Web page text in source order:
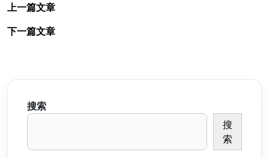
上一篇文章
下一篇文章
搜索
搜
索